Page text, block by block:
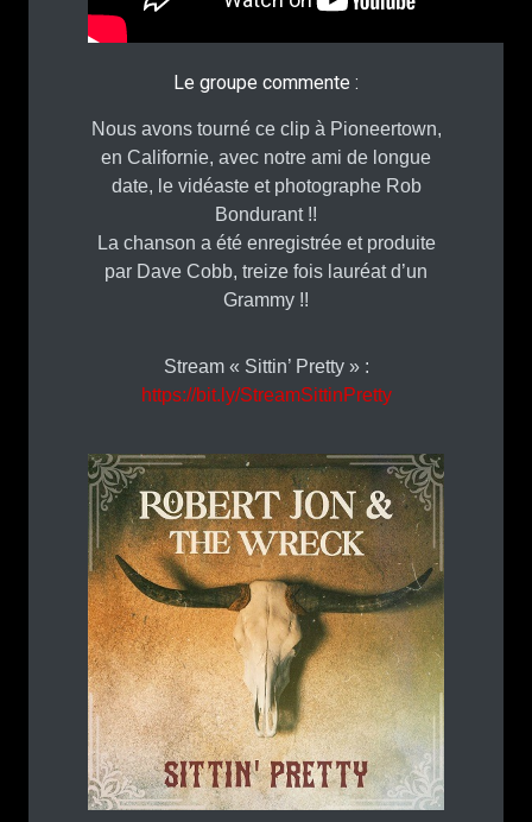
Le groupe commente :
Nous avons tourné ce clip à Pioneertown,
en Californie, avec notre ami de longue
date, le vidéaste et photographe Rob
Bondurant !!
La chanson a été enregistrée et produite
par Dave Cobb, treize fois lauréat d’un
Grammy !!
Stream « Sittin’ Pretty » :
https://bit.ly/StreamSittinPretty